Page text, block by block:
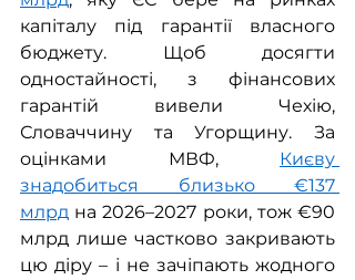
капіталу під гарантії власного
бюджету. Щоб досягти
одностайності, з фінансових
гарантій вивели Чехію,
Словаччину та Угорщину. За
оцінками МВФ, Києву
знадобиться близько €137
млрд на 2026–2027 роки, тож €90
млрд лише частково закривають
цю діру – і не зачіпають жодного